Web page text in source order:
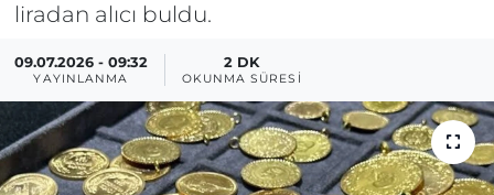
liradan alıcı buldu.
09.07.2026 - 09:32
YAYINLANMA
2 DK
OKUNMA SÜRESI
Haber Arşivi